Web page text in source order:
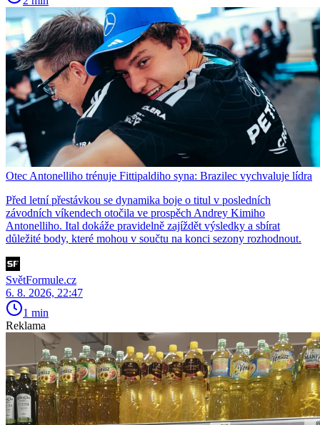
Otec Antonelliho trénuje Fittipaldiho syna: Brazilec vychvaluje lídra
Před letní přestávkou se dynamika boje o titul v posledních
závodních víkendech otočila ve prospěch Andrey Kimiho
Antonelliho. Ital dokáže pravidelně zajíždět výsledky a sbírat
důležité body, které mohou v součtu na konci sezony rozhodnout.
SvětFormule.cz
6. 8. 2026, 22:47
1 min
Reklama